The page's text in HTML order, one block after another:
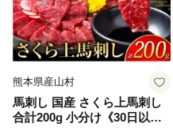
熊本県産山村
馬刺し 国産 さくら上馬刺し
合計200g 小分け《30日以内